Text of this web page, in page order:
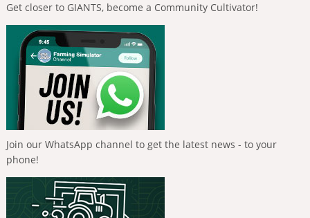
Get closer to GIANTS, become a Community Cultivator!
Join our WhatsApp channel to get the latest news - to your
phone!